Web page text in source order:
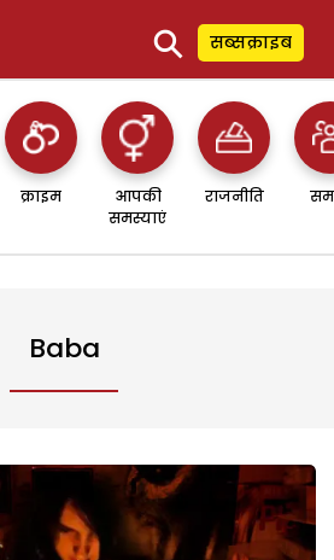
⚲ सब्सक्राइब
क्राइम
आपकी
समस्याएं
राजनीति
Baba